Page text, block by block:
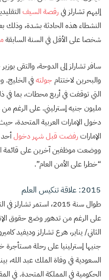
إليهم تشارلز فيرقصة السيف
النشطاء هذه الحادثة بشدة، وذلك
شخصا على الأقل في السنة السابقة
سافر تشارلز إلى الدوحة، والتقى
والبحرين لاختتام جولتهفي الخليج.
التي توقفت في أربع محطات، بما في
مليون جنيه إسترليني. على الرغم
دخول الإمارات العربية المتحدة،
الإماراترفضت قبل شهر دخول
ووضعت موظفين آخرين على قائمة
“خطرا على الأمن العام”.
2015: علاقة تنكيس العلم
طوال سنة 2015، استمر
على الرغم من تدهور وضع حقوق
جنيها إسترلينيا على رحلة
السعودية في وفاة الملك عبد الله،
الحكومية في المملكة المتحدة. في